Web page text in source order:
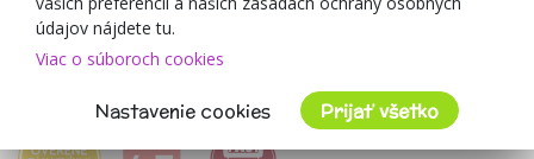
Kontakty
Spolupracujeme
údajov nájdete tu.
Viac o súboroch cookies
Nastavenie cookies Prijať všetko